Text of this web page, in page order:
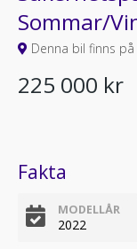
Sommar/
Denna bil finns
225 000 kr
Fakta
MODELLÅR
2022